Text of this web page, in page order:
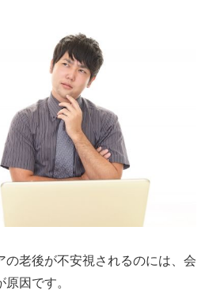
の老後が不安視されるのには、会
因です。